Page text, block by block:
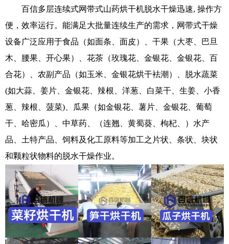
百信多层连续式网带式山药烘干机脱水干燥迅速, 操作方
便，效率运行。能满足大批量连续生产的需求，网带式干燥
设备广泛应用于食品（如面条、面皮）、干果（大枣、巴旦
木、腰果、开心果）、花茶（玫瑰花、金银花、金银花、百
合花）、农副产品（如玉米、金银花烘干袪潮）、脱水蔬菜
(如大蒜、姜片、金银花、辣根、洋葱、白菜干、生姜、小香
葱、辣根、菠菜)、瓜果（如金银花、薯片、金银花、葡萄
干、哈密瓜）、中草药、（连翘、黄蜀葵、枸杞、）水产
品、土特产品、饲料及化工原料等加工之片状、条状、块状
和颗粒状物料的脱水干燥作业。